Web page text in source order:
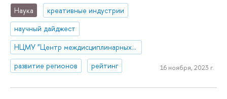
Наука
креативные индустрии
научный дайджест
НЦМУ "Центр междисциплинарных исследований человеческого потенциала"
развитие регионов
рейтинг 16 ноября, 2023 г.